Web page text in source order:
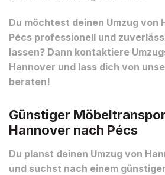
Du möchtest deinen Umzug von
Pécs professionell und
lassen? Dann kontaktiere
Hannover und lass dich von
beraten!
Günstiger
Hannover nach Pécs
Du planst deinen Umzug von
und suchst nach einem